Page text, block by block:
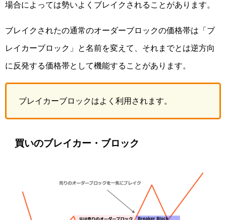
場合によっては勢いよくブレイクされることがあります。
ブレイクされたの通常のオーダーブロックの価格帯は「ブ
レイカーブロック」と名前を変えて、それまでとは逆方向
に反発する価格帯として機能することがあります。
ブレイカーブロックはよく利用されます。
買いのブレイカー・ブロック